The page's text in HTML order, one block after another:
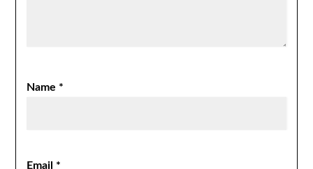
Name *
Email *